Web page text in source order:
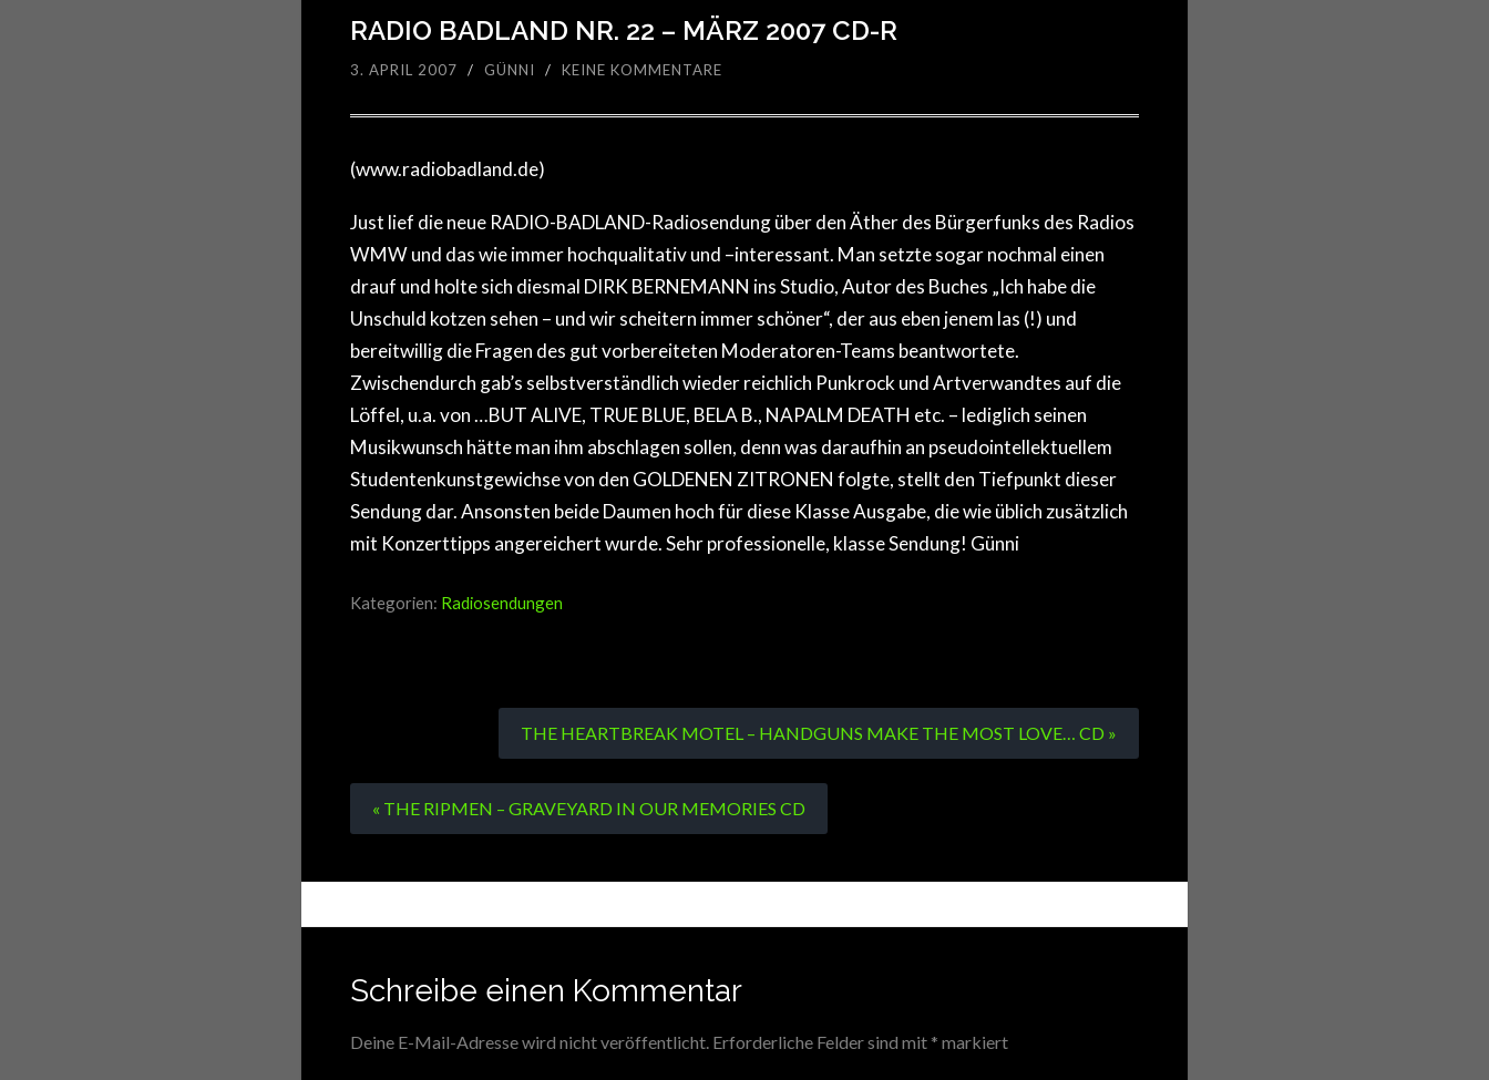
RADIO BADLAND NR. 22 – MÄRZ 2007 CD-R
3. APRIL 2007 / GÜNNI / KEINE KOMMENTARE
(www.radiobadland.de)
Just lief die neue RADIO-BADLAND-Radiosendung über den Äther des Bürgerfunks des Radios
WMW und das wie immer hochqualitativ und –interessant. Man setzte sogar nochmal einen
drauf und holte sich diesmal DIRK BERNEMANN ins Studio, Autor des Buches „Ich habe die
Unschuld kotzen sehen – und wir scheitern immer schöner“, der aus eben jenem las (!) und
bereitwillig die Fragen des gut vorbereiteten Moderatoren-Teams beantwortete.
Zwischendurch gab’s selbstverständlich wieder reichlich Punkrock und Artverwandtes auf die
Löffel, u.a. von …BUT ALIVE, TRUE BLUE, BELA B., NAPALM DEATH etc. – lediglich seinen
Musikwunsch hätte man ihm abschlagen sollen, denn was daraufhin an pseudointellektuellem
Studentenkunstgewichse von den GOLDENEN ZITRONEN folgte, stellt den Tiefpunkt dieser
Sendung dar. Ansonsten beide Daumen hoch für diese Klasse Ausgabe, die wie üblich zusätzlich
mit Konzerttipps angereichert wurde. Sehr professionelle, klasse Sendung! Günni
Kategorien: Radiosendungen
THE HEARTBREAK MOTEL – HANDGUNS MAKE THE MOST LOVE… CD »
« THE RIPMEN – GRAVEYARD IN OUR MEMORIES CD
Schreibe einen Kommentar
Deine E-Mail-Adresse wird nicht veröffentlicht. Erforderliche Felder sind mit *markiert